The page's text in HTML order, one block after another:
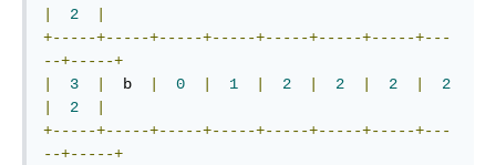
2
+-----+-----+-----+-----+-----+-----+-----+---
--+-----+
3
  b
0 1 2 2 2
2
2
+-----+-----+-----+-----+-----+-----+-----+---
--+-----+